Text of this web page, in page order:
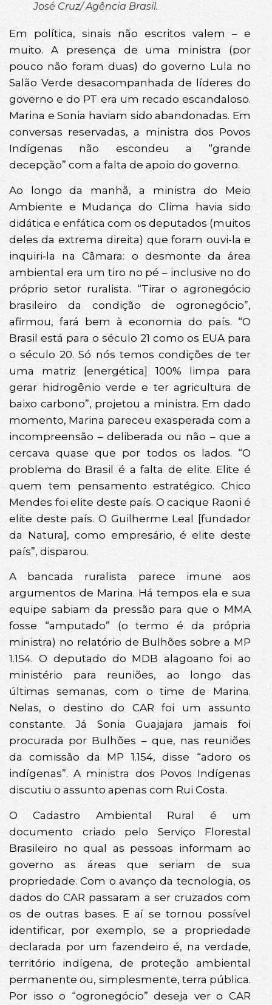
José Cruz/ Agência Brasil.
Em política, sinais não escritos valem – e
muito. A presença de uma ministra (por
pouco não foram duas) do governo Lula no
Salão Verde desacompanhada de líderes do
governo e do PT era um recado escandaloso.
Marina e Sonia haviam sido abandonadas. Em
conversas reservadas, a ministra dos Povos
Indígenas não escondeu a “grande
decepção” com a falta de apoio do governo.
Ao longo da manhã, a ministra do Meio
Ambiente e Mudança do Clima havia sido
didática e enfática com os deputados (muitos
deles da extrema direita) que foram ouvi-la e
inquiri-la na Câmara: o desmonte da área
ambiental era um tiro no pé – inclusive no do
próprio setor ruralista. “Tirar o agronegócio
brasileiro da condição de ogronegócio”,
afirmou, fará bem à economia do país. “O
Brasil está para o século 21 como os EUA para
o século 20. Só nós temos condições de ter
uma matriz [energética] 100% limpa para
gerar hidrogênio verde e ter agricultura de
baixo carbono”, projetou a ministra. Em dado
momento, Marina pareceu exasperada com a
incompreensão – deliberada ou não – que a
cercava quase que por todos os lados. “O
problema do Brasil é a falta de elite. Elite é
quem tem pensamento estratégico. Chico
Mendes foi elite deste país. O cacique Raoni é
elite deste país. O Guilherme Leal [fundador
da Natura], como empresário, é elite deste
país”, disparou.
A bancada ruralista parece imune aos
argumentos de Marina. Há tempos ela e sua
equipe sabiam da pressão para que o MMA
fosse “amputado” (o termo é da própria
ministra) no relatório de Bulhões sobre a MP
1.154. O deputado do MDB alagoano foi ao
ministério para reuniões, ao longo das
últimas semanas, com o time de Marina.
Nelas, o destino do CAR foi um assunto
constante. Já Sonia Guajajara jamais foi
procurada por Bulhões – que, nas reuniões
da comissão da MP 1.154, disse “adoro os
indígenas”. A ministra dos Povos Indígenas
discutiu o assunto apenas com Rui Costa.
O Cadastro Ambiental Rural é um
documento criado pelo Serviço Florestal
Brasileiro no qual as pessoas informam ao
governo as áreas que seriam de sua
propriedade. Com o avanço da tecnologia, os
dados do CAR passaram a ser cruzados com
os de outras bases. E aí se tornou possível
identificar, por exemplo, se a propriedade
declarada por um fazendeiro é, na verdade,
território indígena, de proteção ambiental
permanente ou, simplesmente, terra pública.
Por isso o “ogronegócio” deseja ver o CAR